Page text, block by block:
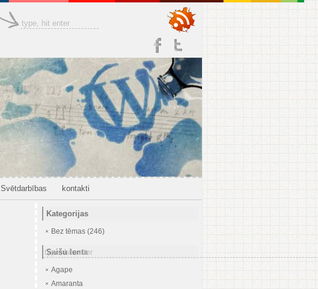
Svētdarbības kontakti
Kategorijas
Bez tēmas (246)
Saišu lenta
Agape
Amaranta